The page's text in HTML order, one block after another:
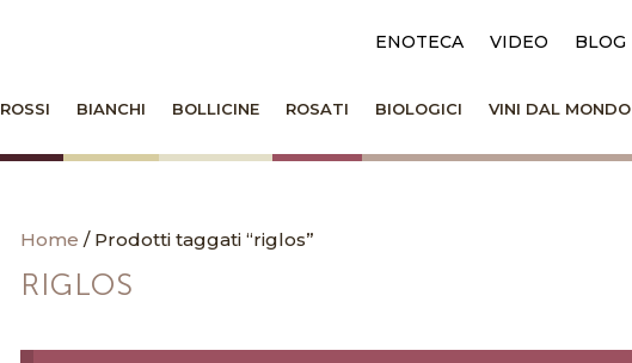
ENOTECA VIDEO BLOG
ROSSI BIANCHI BOLLICINE ROSATI BIOLOGICI VINI DAL MONDO
Home / Prodotti taggati “riglos”
RIGLOS